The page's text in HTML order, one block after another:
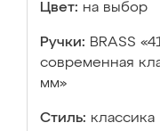
Цвет: на выбор
Ручки: BRASS
современная
мм»
Стиль: классика